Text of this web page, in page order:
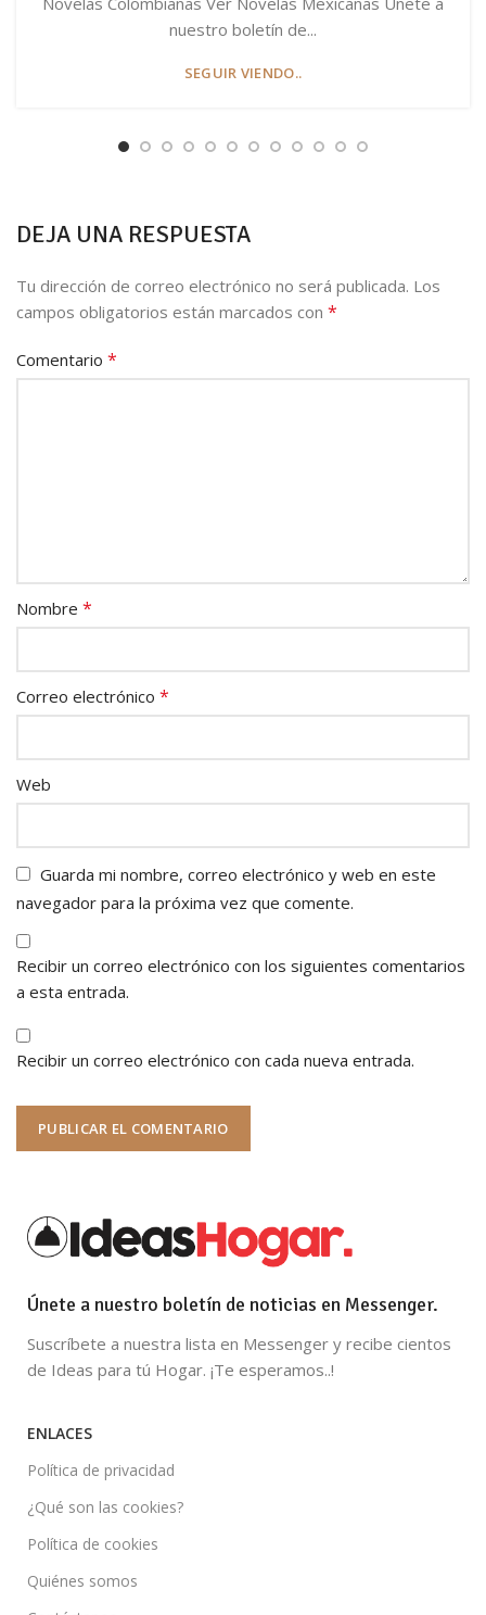
nuestro boletín de...
SEGUIR VIENDO..
DEJA UNA RESPUESTA
Tu dirección de correo electrónico no será publicada. Los
campos obligatorios están marcados con *
Comentario *
Nombre *
Correo electrónico *
Web
Guarda mi nombre, correo electrónico y web en este
navegador para la próxima vez que comente.
Recibir un correo electrónico con los siguientes comentarios
a esta entrada.
Recibir un correo electrónico con cada nueva entrada.
Únete a nuestro boletín de noticias en Messenger.
Suscríbete a nuestra lista en Messenger y recibe cientos
de Ideas para tú Hogar. ¡Te esperamos..!
ENLACES
Política de privacidad
¿Qué son las cookies?
Política de cookies
Quiénes somos